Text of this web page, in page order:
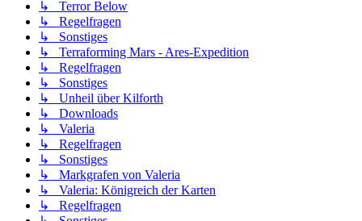
↳ Terror Below
↳ Regelfragen
↳ Sonstiges
↳ Terraforming Mars - Ares-Expedition
↳ Regelfragen
↳ Sonstiges
↳ Unheil über Kilforth
↳ Downloads
↳ Valeria
↳ Regelfragen
↳ Sonstiges
↳ Markgrafen von Valeria
↳ Valeria: Königreich der Karten
↳ Regelfragen